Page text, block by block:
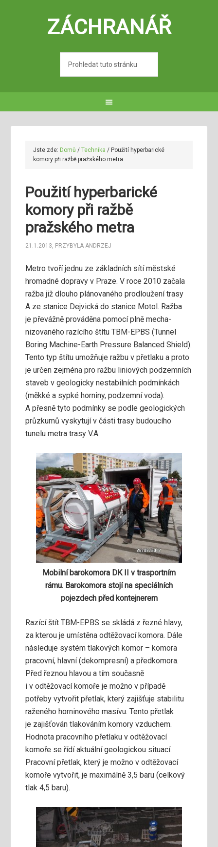
ZÁCHRANÁŘ
Jste zde: Domů / Technika / Použití hyperbarické
komory při ražbě pražského metra
Použití hyperbarické
komory při ražbě
pražského metra
21.1.2013, PRZYBYLA ANDRZEJ
Metro tvoří jednu ze základních sítí městské
hromadné dopravy v Praze. V roce 2010 začala
ražba již dlouho plánovaného prodloužení trasy
A ze stanice Dejvická do stanice Motol. Ražba
je převážně prováděna pomocíplně mecha­
nizovaného razícího štítu TBM-EPBS (Tunnel
Boring Machine-Earth Pressure Balanced Shield).
Tento typ štítu umožňuje ražbu v přetlaku a proto
je určen zejména pro ražbu liniových podzemních
staveb v geologicky nestabilních podmínkách
(měkké a sypké horniny, podzemní voda).
A přesně tyto podmínky se podle geologických
průzkumů vyskytují v části trasy budoucího
tunelu metra trasy V.A.
Mobilní barokomora DK II v trasportním
rámu. Barokomora stojí na speciálních
pojezdech před kontejnerem
Razící štít TBM-EPBS se skládá z řezné hlavy,
za kterou je umístěna odtěžovací komora. Dále
následuje systém tlakových komor – komora
pracovní, hlavní (dekompresní) a předkomora.
Před řeznou hlavou a tím současně
i v odtěžovací komoře je možno v případě
potřeby vytvořit přetlak, který zajišťuje stabilitu
raženého horninového masívu. Tento přetlak
je zajišťován tlakováním komory vzduchem.
Hodnota pracovního přetlaku v odtěžovací
komoře se řídí aktuální geologickou situací.
Pracovní přetlak, který je možno v odtěžovací
komoře vytvořit, je maximálně 3,5 baru (celkový
tlak 4,5 baru).